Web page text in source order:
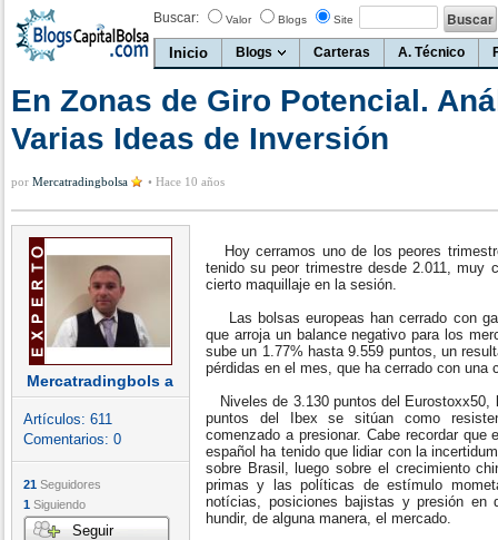
Buscar: Valor Blogs Site
Inicio Blogs Carteras A. Técnico
En Zonas de Giro Potencial.
Varias Ideas de Inversión
por Mercatradingbolsa • Hace 10 años
Mercatradingbols a
Artículos: 611
Comentarios: 0
21 Seguidores
1 Siguiendo
Seguir
Hoy cerramos uno de los peores
tenido su peor trimestre desde 2.011, muy
cierto maquillaje en la sesión.
Las bolsas europeas han cerrado con
que arroja un balance negativo para los
sube un 1.77% hasta 9.559 puntos, un
pérdidas en el mes, que ha cerrado con
Niveles de 3.130 puntos del Eurostoxx50,
puntos del Ibex se sitúan como
comenzado a presionar. Cabe recordar
español ha tenido que lidiar con la
sobre Brasil, luego sobre el crecimiento
primas y las políticas de estímulo
notícias, posiciones bajistas y presión en
hundir, de alguna manera, el mercado.